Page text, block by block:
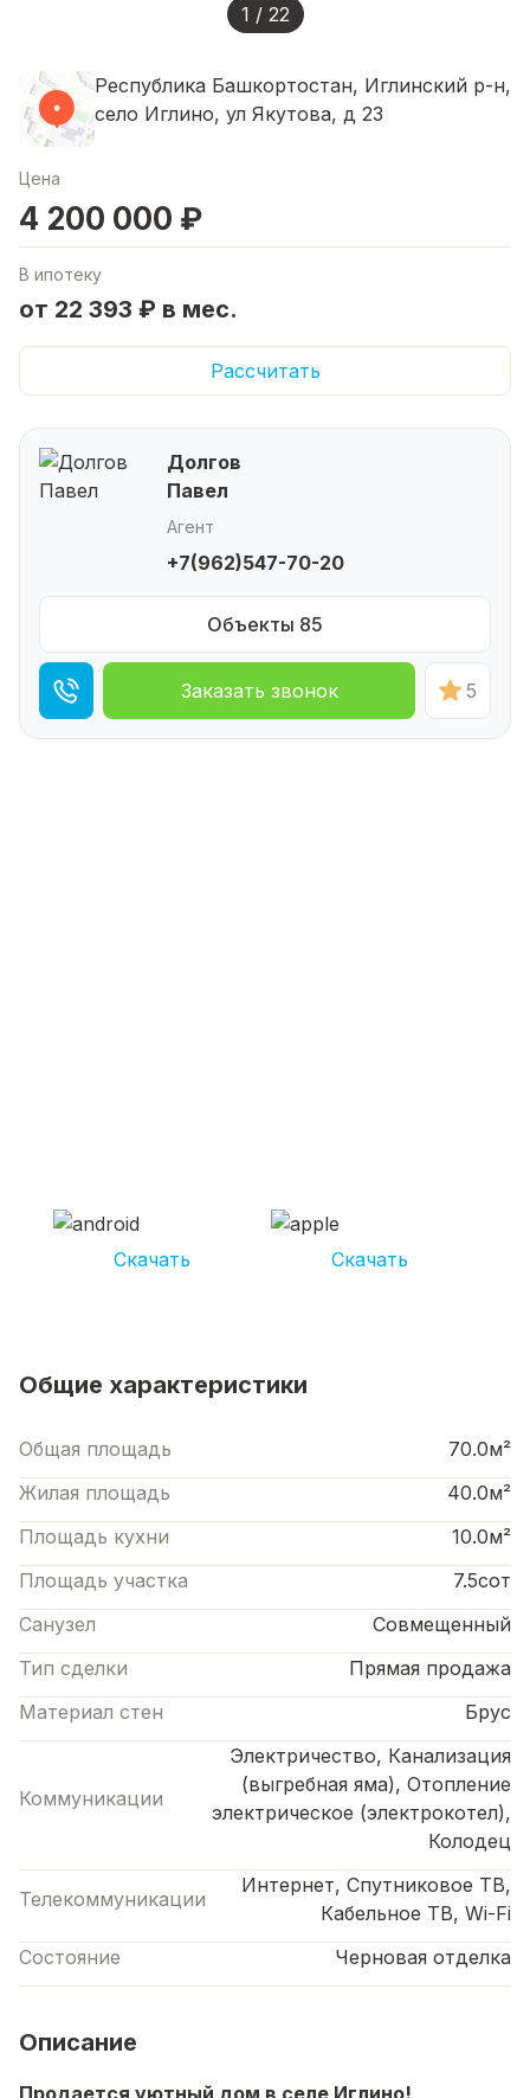
1 / 22
Республика Башкортостан, Иглинский р-н,
село Иглино, ул Якутова, д 23
Цена
4 200 000 ₽
В ипотеку
от 22 393 ₽ в мес.
Рассчитать
Долгов
Павел
Агент
+7(962)547-70-20
Объекты 85
Заказать звонок 5
Скачать Скачать
Общие характеристики
Общая площадь
70.0м²
Жилая площадь
40.0м²
Площадь кухни
10.0м²
Площадь участка
7.5сот
Санузел
Совмещенный
Тип сделки
Прямая продажа
Материал стен
Брус
Коммуникации
Электричество, Канализация
(выгребная яма), Отопление
электрическое (электрокотел),
Колодец
Телекоммуникации
Интернет, Спутниковое ТВ,
Кабельное ТВ, Wi-Fi
Состояние
Черновая отделка
Описание
Продается уютный дом в селе Иглино!